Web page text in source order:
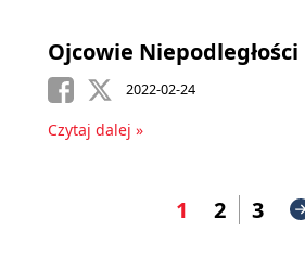
Ojcowie Niepodległości
2022-02-24
Czytaj dalej »
1 2 3